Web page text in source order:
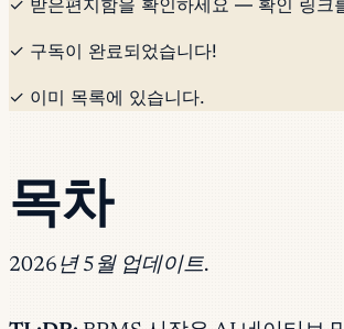
✓ 구독이 완료되었습니다!
✓ 이미 목록에 있습니다.
목차
2026년 5월 업데이트.